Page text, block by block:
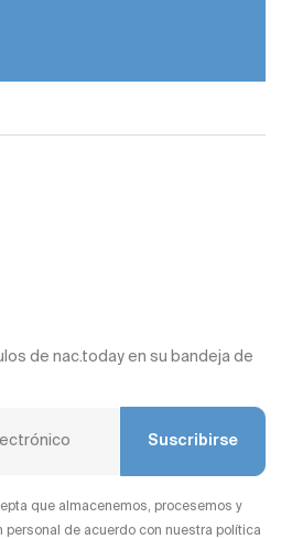
de nac.today en su bandeja de
Suscribirse
que almacenemos, procesemos y
de acuerdo con nuestra política